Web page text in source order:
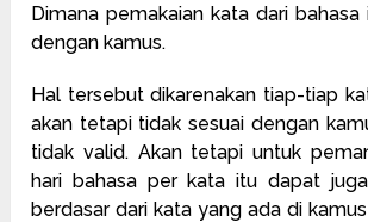
Dimana pemakaian kata dari bahasa
dengan kamus.
Hal tersebut dikarenakan tiap-tiap
akan tetapi tidak sesuai dengan
tidak valid. Akan tetapi untuk
hari bahasa per kata itu dapat
berdasar dari kata yang ada di